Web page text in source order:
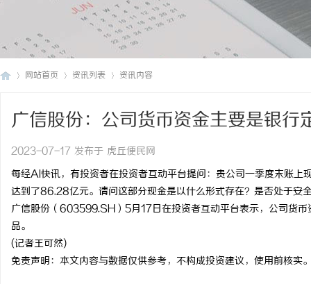
网站首页 资讯列表 资讯内容
广信股份：公司货币资金主要是银行
购买理财产品
2023-07-17 发布于 虎丘便民网
每经AI快讯，有投资者在投资者互动平台提问：贵公司一季度末账
达到了86.28亿元。请问这部分现金是以什么形式存在？是否处于安
广信股份（603599.SH）5月17日在投资者互动平台表示，公司货
品。
(记者王可然)
免责声明：本文内容与数据仅供参考，不构成投资建议，使用前核实